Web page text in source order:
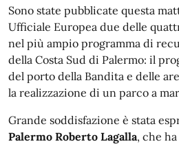
Sono state pubblicate questa
Ufficiale Europea due delle
nel più ampio programma di
della Costa Sud di Palermo: il
del porto della Bandita e delle
la realizzazione di un parco a
Grande soddisfazione è stata
Palermo Roberto Lagalla, che